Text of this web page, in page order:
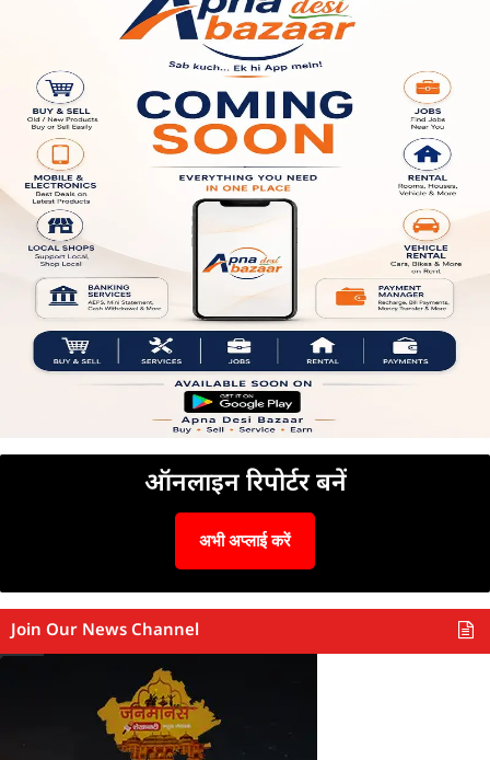
ऑनलाइन रिपोर्टर बनें
अभी अप्लाई करें
Join Our News Channel